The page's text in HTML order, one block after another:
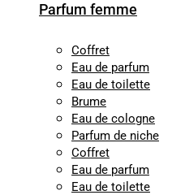
Parfum femme
Coffret
Eau de parfum
Eau de toilette
Brume
Eau de cologne
Parfum de niche
Coffret
Eau de parfum
Eau de toilette